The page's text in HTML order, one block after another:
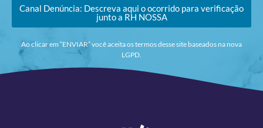
Canal Denúncia: Descreva aqui o ocorrido para verificação
junto a RH NOSSA
Ao clicar em “ENVIAR” você aceita os termos desse site baseados na nova
LGPD.